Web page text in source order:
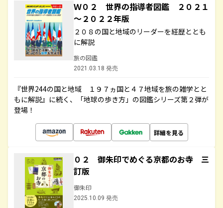
Ｗ０２ 世界の指導者図鑑 ２０２１
～２０２２年版
２０８の国と地域のリーダーを経歴ととも
に解説
旅の図鑑
2021.03.18 発売
『世界244の国と地域 １９７ヵ国と４７地域を旅の雑学とと
もに解説』に続く、「地球の歩き方」の図鑑シリーズ第２弾が
登場！
詳細を見る
０２ 御朱印でめぐる京都のお寺 三
訂版
御朱印
2025.10.09 発売